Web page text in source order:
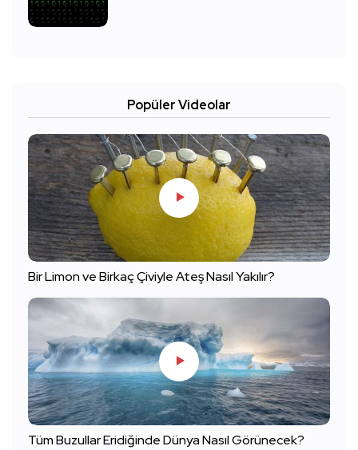
Popüler Videolar
Bir Limon ve Birkaç Çiviyle Ateş Nasıl Yakılır?
Tüm Buzullar Eridiğinde Dünya Nasıl Görünecek?